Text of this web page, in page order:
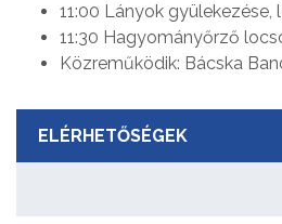
11:00 Lányok gyülekezése,
11:30 Hagyományőrző
Közreműködik: Bácska
ELÉRHETŐSÉGEK